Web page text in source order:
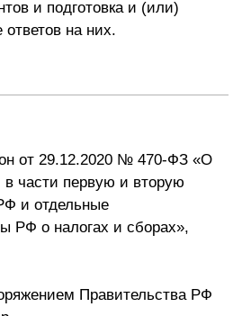
и подготовка и (или)
ответов на них.
от 29.12.2020 № 470-ФЗ «О
части первую и вторую
и отдельные
РФ о налогах и сборах»,
Правительства РФ